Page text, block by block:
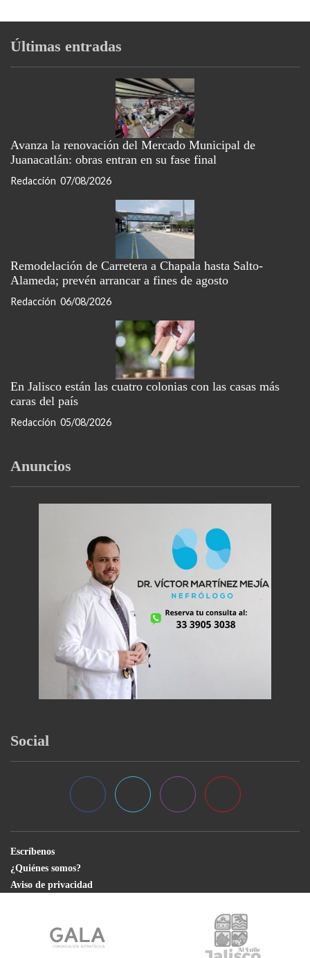
Últimas entradas
Avanza la renovación del Mercado Municipal de
Juanacatlán: obras entran en su fase final
Redacción 07/08/2026
Remodelación de Carretera a Chapala hasta Salto-
Alameda; prevén arrancar a fines de agosto
Redacción 06/08/2026
En Jalisco están las cuatro colonias con las casas más
caras del país
Redacción 05/08/2026
Anuncios
Social
Escríbenos
¿Quiénes somos?
Aviso de privacidad